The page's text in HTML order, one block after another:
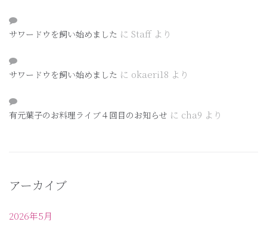
サワードウを飼い始めました に Staffより
サワードウを飼い始めました に okaeri18 より
有元葉子のお料理ライブ４回目のお知らせ に cha9 より
アーカイブ
2026年5月